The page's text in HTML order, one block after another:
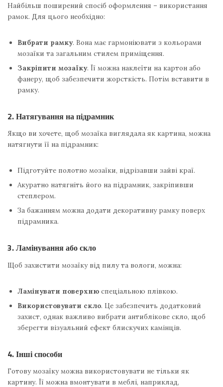
Найбільш поширений спосіб оформлення – використання
рамок. Для цього необхідно:
Вибрати рамку. Вона має гармоніювати з кольорами
мозаїки та загальним стилем приміщення.
Закріпити мозаїку. Її можна наклеїти на картон або
фанеру, щоб забезпечити жорсткість. Потім вставити в
рамку.
2. Натягування на підрамник
Якщо ви хочете, щоб мозаїка виглядала як картина, можна
натягнути її на підрамник:
Підготуйте полотно мозаїки, відрізавши зайві краї.
Акуратно натягніть його на підрамник, закріпивши
степлером.
За бажанням можна додати декоративну рамку поверх
підрамника.
3. Ламінування або скло
Щоб захистити мозаїку від пилу та вологи, можна:
Ламінувати поверхню спеціальною плівкою.
Використовувати скло. Це забезпечить додатковий
захист, однак важливо вибрати антиблікове скло, щоб
зберегти візуальний ефект блискучих камінців.
4. Інші способи
Готову мозаїку можна використовувати не тільки як
картину. Її можна вмонтувати в меблі, наприклад,